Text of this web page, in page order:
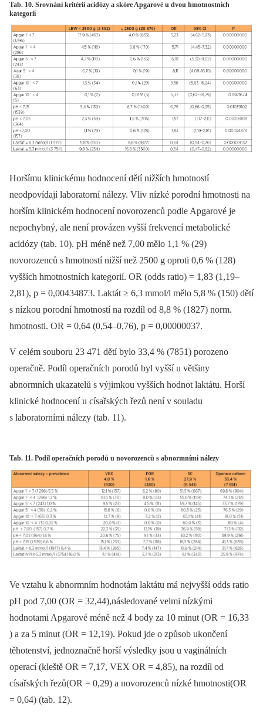
Tab. 10. Srovnání kritérií acidózy a skóre Apgarové u dvou hmotnostních
kategorií
Horšímu klinickému hodnocení dětí nižších hmotností
neodpovídají laboratorní nálezy. Vliv nízké porodní hmotnosti na
horším klinickém hodnocení novorozenců podle Apgarové je
nepochybný, ale není provázen vyšší frekvencí metabolické
acidózy (tab. 10). pH méně než 7,00 mělo 1,1 % (29)
novorozenců s hmotností nižší než 2500 g oproti 0,6 % (128)
vyšších hmotnostních kategorií. OR (odds ratio) = 1,83 (1,19–
2,81), p = 0,00434873. Laktát ≥ 6,3 mmol/l mělo 5,8 % (150) dětí
s nízkou porodní hmotností na rozdíl od 8,8 % (1827) norm.
hmotnosti. OR = 0,64 (0,54–0,76), p = 0,00000037.
V celém souboru 23 471 dětí bylo 33,4 % (7851) porozeno
operačně. Podíl operačních porodů byl vyšší u většiny
abnormních ukazatelů s výjimkou vyšších hodnot laktátu. Horší
klinické hodnocení u císařských řezů není v souladu
s laboratorními nálezy (tab. 11).
Tab. 11. Podíl operačních porodů u novorozenců s abnormními nálezy
Ve vztahu k abnormním hodnotám laktátu má nejvyšší odds ratio
pH pod 7,00 (OR = 32,44),následované velmi nízkými
hodnotami Apgarové méně než 4 body za 10 minut (OR = 16,33
) a za 5 minut (OR = 12,19). Pokud jde o způsob ukončení
těhotenství, jednoznačně horší výsledky jsou u vaginálních
operací (kleště OR = 7,17, VEX OR = 4,85), na rozdíl od
císařských řezů(OR = 0,29) a novorozenců nízké hmotnosti(OR
= 0,64) (tab. 12).